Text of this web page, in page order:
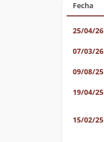
Fecha
25/04/26
07/03/26
09/08/25
19/04/25
15/02/25